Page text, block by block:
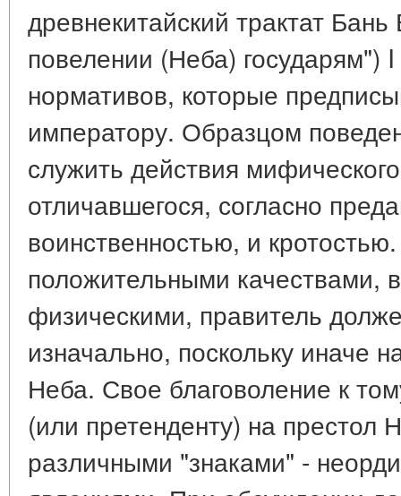
древнекитайский трактат
повелении (Неба) государям")
нормативов, которые
императору. Образцом
служить действия
отличавшегося, согласно
воинственностью, и
положительными качествами,
физическими, правитель
изначально, поскольку иначе
Неба. Свое благоволение к
(или претенденту) на престол
различными "знаками" -